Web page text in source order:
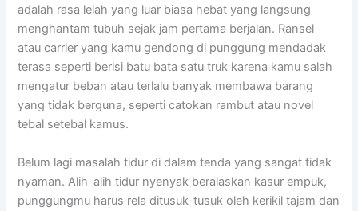
adalah rasa lelah yang luar biasa hebat yang langsung
menghantam tubuh sejak jam pertama berjalan. Ransel
atau carrier yang kamu gendong di punggung mendadak
terasa seperti berisi batu bata satu truk karena kamu salah
mengatur beban atau terlalu banyak membawa barang
yang tidak berguna, seperti catokan rambut atau novel
tebal setebal kamus.
Belum lagi masalah tidur di dalam tenda yang sangat tidak
nyaman. Alih-alih tidur nyenyak beralaskan kasur empuk,
punggungmu harus rela ditusuk-tusuk oleh kerikil tajam dan